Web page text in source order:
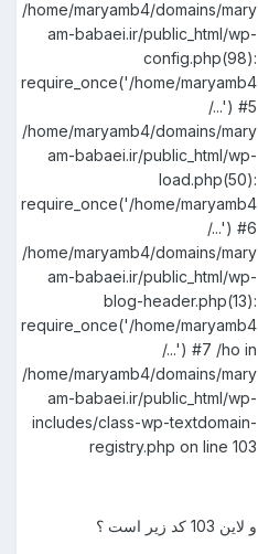
/home/maryamb4/domains/mary
am-babaei.ir/public_html/wp-
config.php(98):
require_once('/home/maryamb4
/...') #5
/home/maryamb4/domains/mary
am-babaei.ir/public_html/wp-
load.php(50):
require_once('/home/maryamb4
/...') #6
/home/maryamb4/domains/mary
am-babaei.ir/public_html/wp-
blog-header.php(13):
require_once('/home/maryamb4
/...') #7 /ho in
/home/maryamb4/domains/mary
am-babaei.ir/public_html/wp-
includes/class-wp-textdomain-
registry.php on line 103
و لاین 103 کد زیر است ؟